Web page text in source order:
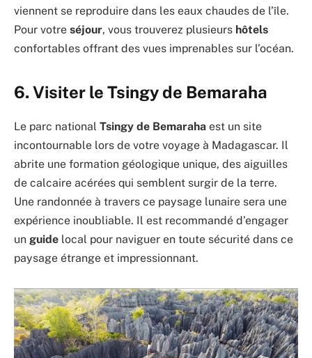
viennent se reproduire dans les eaux chaudes de l’île.
Pour votre séjour, vous trouverez plusieurs hôtels
confortables offrant des vues imprenables sur l’océan.
6. Visiter le Tsingy de Bemaraha
Le parc national Tsingy de Bemaraha est un site
incontournable lors de votre voyage à Madagascar. Il
abrite une formation géologique unique, des aiguilles
de calcaire acérées qui semblent surgir de la terre.
Une randonnée à travers ce paysage lunaire sera une
expérience inoubliable. Il est recommandé d’engager
un guide local pour naviguer en toute sécurité dans ce
paysage étrange et impressionnant.